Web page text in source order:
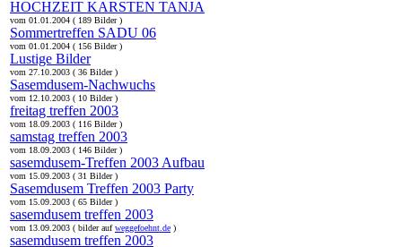
HOCHZEIT KARSTEN TANJA
vom 01.01.2004 ( 189 Bilder )
Sommertreffen SADU 06
vom 01.01.2004 ( 156 Bilder )
Lustige Bilder
vom 27.10.2003 ( 36 Bilder )
Sasemdusem-Nachwuchs
vom 12.10.2003 ( 10 Bilder )
freitag treffen 2003
vom 18.09.2003 ( 116 Bilder )
samstag treffen 2003
vom 18.09.2003 ( 146 Bilder )
sasemdusem-Treffen 2003 Aufbau
vom 15.09.2003 ( 31 Bilder )
Sasemdusem Treffen 2003 Party
vom 15.09.2003 ( 65 Bilder )
sasemdusem treffen 2003
vom 13.09.2003 ( bilder aufweggefoehnt.de )
sasemdusem treffen 2003